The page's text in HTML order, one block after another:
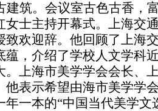
建筑。会议室古色古香，
女士主持开幕式。上海交
致欢迎辞。他回顾了上海
蕴，介绍了学校人文学科
。上海市美学学会会长、
他表示希望由海市美学学
年一本的“中国当代美学文